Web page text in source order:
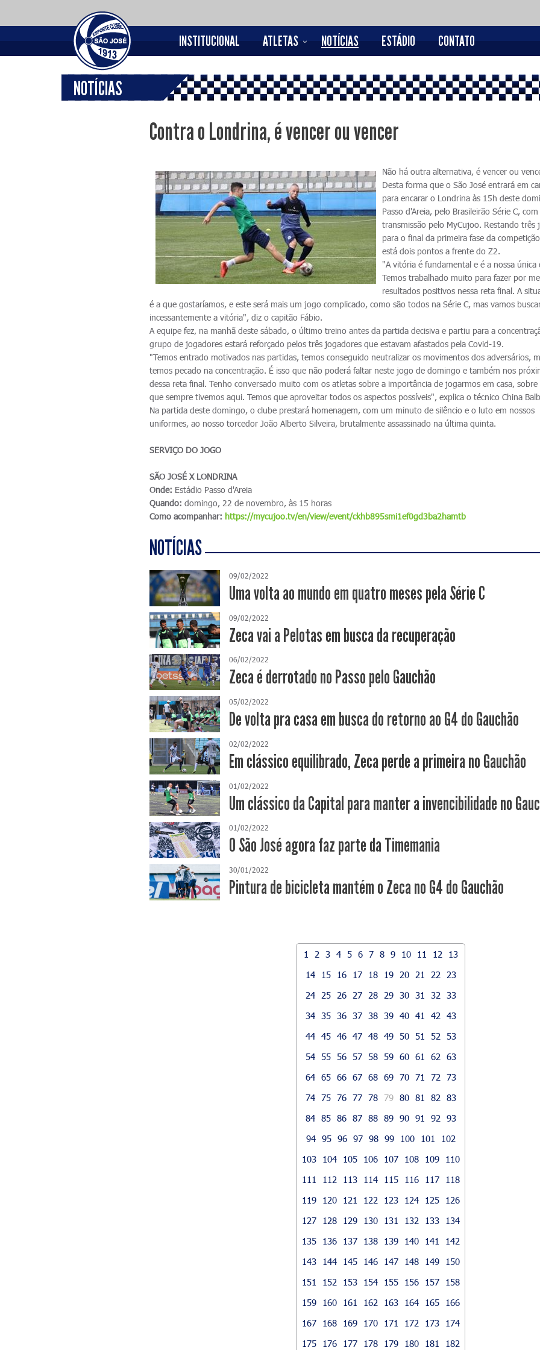
INSTITUCIONAL ATLETAS NOTÍCIAS ESTÁDIO CONTATO
NOTÍCIAS
Contra o Londrina, é vencer ou vencer
Não há outra alternativa, é vencer ou
Desta forma que o São José entrará em
para encarar o Londrina às 15h deste
Passo d'Areia, pelo Brasileirão Série C, com
transmissão pelo MyCujoo. Restando três
para o final da primeira fase da
está dois pontos a frente do Z2.
"A vitória é fundamental e é a nossa única
Temos trabalhado muito para fazer por
resultados positivos nessa reta final. A
é a que gostaríamos, e este será mais um jogo complicado, como são todos na Série C, mas vamos
incessantemente a vitória", diz o capitão Fábio.
A equipe fez, na manhã deste sábado, o último treino antes da partida decisiva e partiu para a
grupo de jogadores estará reforçado pelos três jogadores que estavam afastados pela Covid-19.
"Temos entrado motivados nas partidas, temos conseguido neutralizar os movimentos dos adversários,
temos pecado na concentração. É isso que não poderá faltar neste jogo de domingo e também nos
dessa reta final. Tenho conversado muito com os atletas sobre a importância de jogarmos em casa, sobre
que sempre tivemos aqui. Temos que aproveitar todos os aspectos possíveis", explica o técnico China
Na partida deste domingo, o clube prestará homenagem, com um minuto de silêncio e o luto em nossos
uniformes, ao nosso torcedor João Alberto Silveira, brutalmente assassinado na última quinta.
SERVIÇO DO JOGO
SÃO JOSÉ X LONDRINA
Onde: Estádio Passo d'Areia
Quando:domingo, 22 de novembro, às 15 horas
Como acompanhar: https://mycujoo.tv/en/view/event/ckhb895smi1ef0gd3ba2hamtb
NOTÍCIAS
09/02/2022
Uma volta ao mundo em quatro meses pela Série C
09/02/2022
Zeca vai a Pelotas em busca da recuperação
06/02/2022
Zeca é derrotado no Passo pelo Gauchão
05/02/2022
De volta pra casa em busca do retorno ao G4 do Gauchão
02/02/2022
Em clássico equilibrado, Zeca perde a primeira no Gauchão
01/02/2022
Um clássico da Capital para manter a invencibilidade no
01/02/2022
O São José agora faz parte da Timemania
30/01/2022
Pintura de bicicleta mantém o Zeca no G4 do Gauchão
1 2 3 4 5 6 7 8 9 10 11 12
13
14
15 16 17 18 19 20 21 22
23
24
25 26 27 28 29 30 31 32
33
34 35 36 37 38 39 40 41 42
43
44 45 46 47 48 49 50 51 52
53
54 55 56 57 58 59 60 61 62
63
64 65 66 67 68 69 70 71 72
73
74 75 76 77 78 79 80 81 82
83
84 85 86 87 88 89 90 91 92
93
94 95 96 97 98 99 100 101
102
103
104 105 106 107 108 109
110
111
112 113 114 115 116 117
118
119
120 121 122 123 124 125
126
127
128 129 130 131 132 133
134
135
136 137 138 139 140 141
142
143
144 145 146 147 148 149
150
151
152 153 154 155 156 157
158
159
160 161 162 163 164 165
166
167
168 169 170 171 172 173
174
175
176 177 178 179 180 181
182